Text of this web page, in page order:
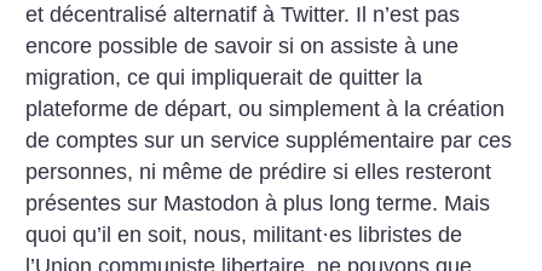
et décentralisé alternatif à Twitter. Il n’est pas
encore possible de savoir si on assiste à une
migration, ce qui impliquerait de quitter la
plateforme de départ, ou simplement à la création
de comptes sur un service supplémentaire par ces
personnes, ni même de prédire si elles resteront
présentes sur Mastodon à plus long terme. Mais
quoi qu’il en soit, nous, militant·es libristes de
l’Union communiste libertaire, ne pouvons que